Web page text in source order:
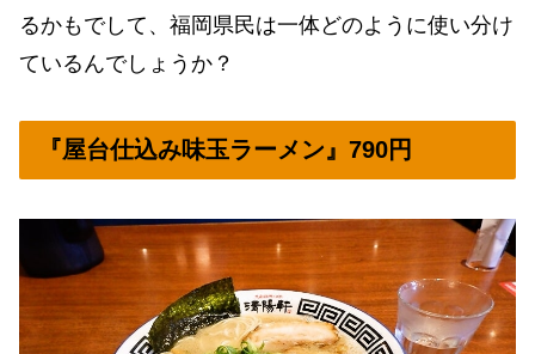
るかもでして、福岡県民は一体どのように使い分け
ているんでしょうか？
『屋台仕込み味玉ラーメン』790円